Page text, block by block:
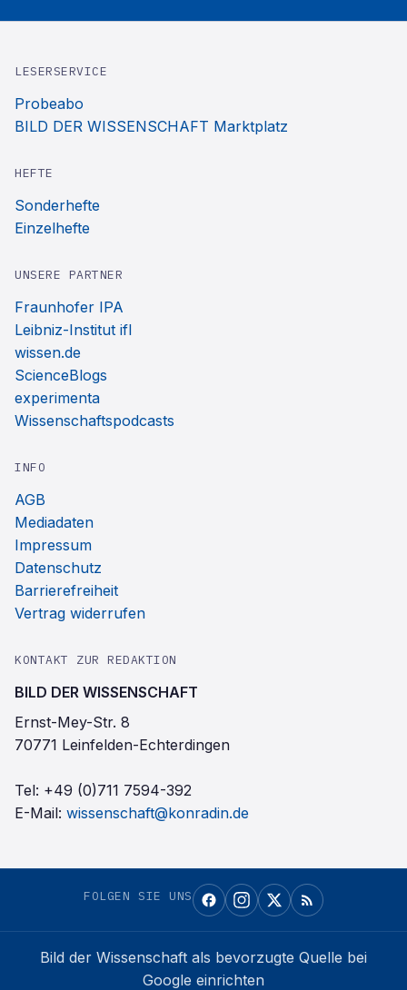
LESERSERVICE
Probeabo
BILD DER WISSENSCHAFT Marktplatz
HEFTE
Sonderhefte
Einzelhefte
UNSERE PARTNER
Fraunhofer IPA
Leibniz-Institut ifl
wissen.de
ScienceBlogs
experimenta
Wissenschaftspodcasts
INFO
AGB
Mediadaten
Impressum
Datenschutz
Barrierefreiheit
Vertrag widerrufen
KONTAKT ZUR REDAKTION
BILD DER WISSENSCHAFT
Ernst-Mey-Str. 8
70771 Leinfelden-Echterdingen
Tel: +49 (0)711 7594-392
E-Mail: wissenschaft@konradin.de
FOLGEN SIE UNS
Bild der Wissenschaft als bevorzugte Quelle bei
Google einrichten